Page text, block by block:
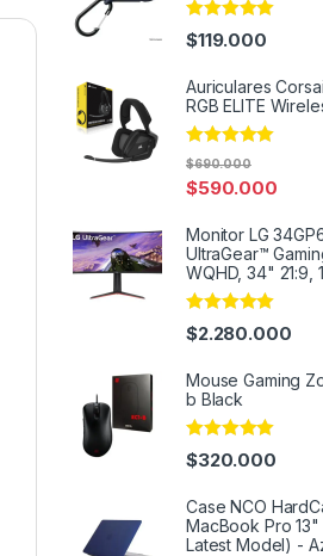
Rated 4.93
out of 5
$119.000
Auriculares
RGB ELITE
Rated4.91
$590.000
$690.000
Monitor LG
UltraGear™
WQHD, 34" 21:9,
Rated4.82
out of 5
$2.280.000
Mouse Gaming
b Black
Rated4.82
out of 5
$320.000
Case NCO
MacBook Pro
Latest Model) -